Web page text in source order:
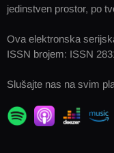
jedinstven prostor, po
Ova elektronska
ISSN brojem: ISSN
Slušajte nas na svim